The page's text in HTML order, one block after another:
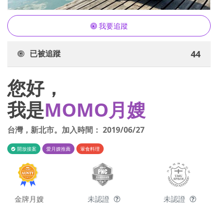
我要追蹤
已被追蹤 44
您好，
我是MOMO月嫂
台灣， 新北市。加入時間： 2019/06/27
開放接案 愛月嫂推薦 葷食料理
金牌月嫂 未認證 未認證